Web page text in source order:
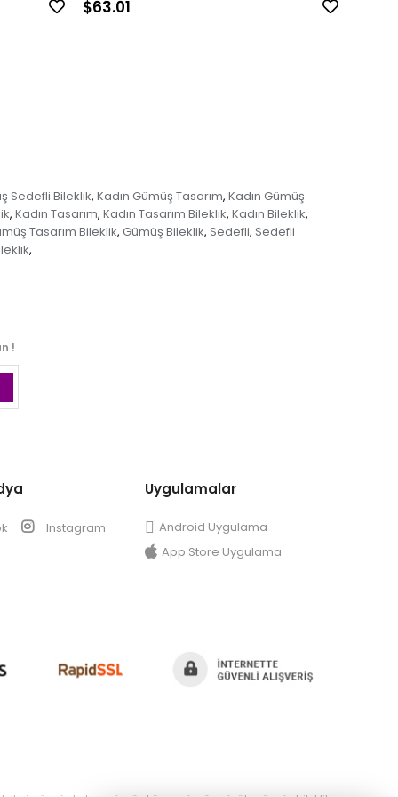
$63.01
Sedefli Bileklik, Kadın Gümüş Tasarım, Kadın Gümüş
, Kadın Tasarım, Kadın Tasarım Bileklik, Kadın Bileklik,
Tasarım Bileklik, Gümüş Bileklik, Sedefli, Sedefli
,
!
Instagram
Uygulamalar
Android Uygulama
App Store Uygulama